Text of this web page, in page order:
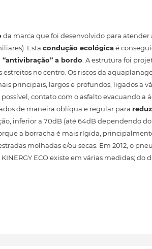
da marca que foi desenvolvido para
Esta condução ecológicaé
a bordo . A estrutura foi
no centro. Os riscos da
principais, largos e profundos, ligados
contato com o asfalto evacuando a
de maneira oblíqua e regular para
inferior a 70dB (até 64dB dependendo
a borracha é mais rígida,
molhadas e/ou secas. Em 2012, o pneu
ECO existe em várias medidas; do